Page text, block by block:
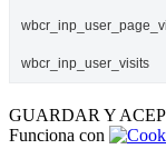
wbcr_inp_user_visits
GUARDAR Y
Funciona con